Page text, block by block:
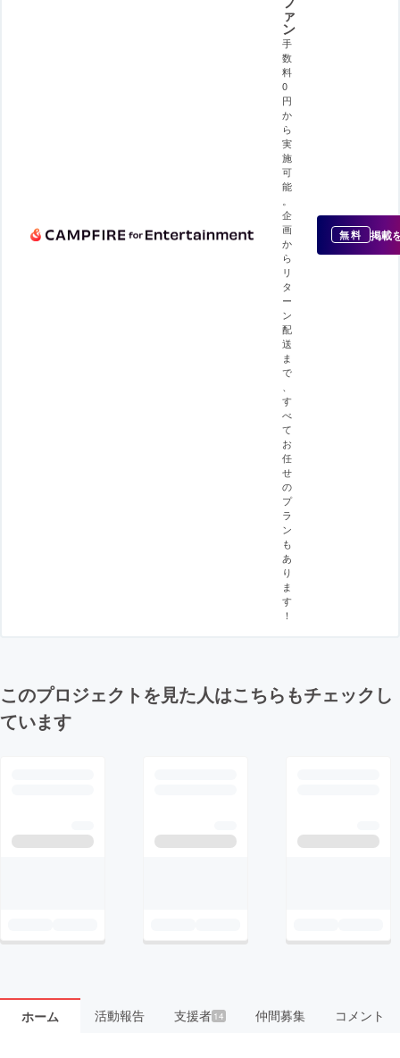
ァ
ン
手
数
料
0
円
か
ら
実
施
可
能
企
画
か
ら
リ
タ
ー
ン
配
送
ま
で
す
べ
て
お
任
せ
の
プ
ラ
ン
も
あ
り
ま
す
！
無料 掲載
このプロジェクトを見た人はこちらもチェックし
ています
ホーム 活動報告 支援者 14 仲間募集 コメント